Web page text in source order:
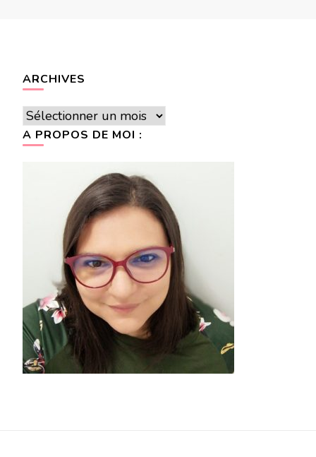
ARCHIVES
Archives
A PROPOS DE MOI :